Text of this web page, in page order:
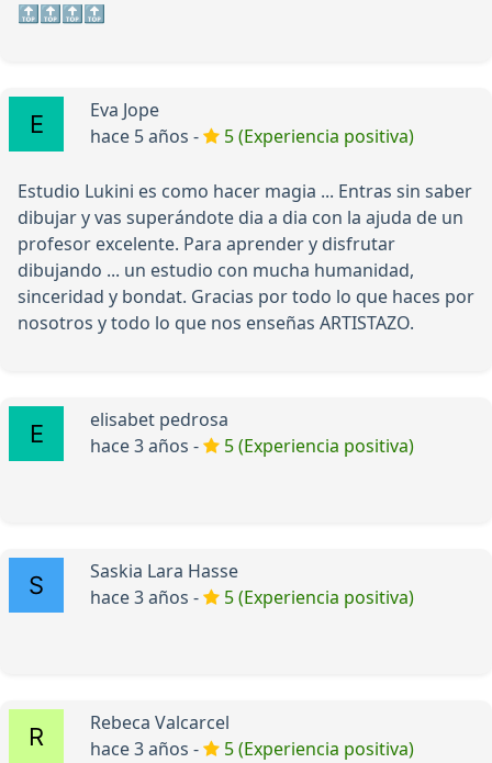
🔝🔝🔝🔝
Eva Jope
hace 5 años -
5 (Experiencia positiva)
Estudio Lukini es como hacer magia ... Entras sin saber
dibujar y vas superándote dia a dia con la ajuda de un
profesor excelente. Para aprender y disfrutar
dibujando ... un estudio con mucha humanidad,
sinceridad y bondat. Gracias por todo lo que haces por
nosotros y todo lo que nos enseñas ARTISTAZO.
elisabet pedrosa
hace 3 años -
5 (Experiencia positiva)
Saskia Lara Hasse
hace 3 años -
5 (Experiencia positiva)
Rebeca Valcarcel
hace 3 años -
5 (Experiencia positiva)